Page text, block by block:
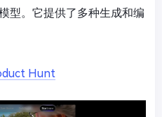
型。它提供了多种生成和编
Hunt